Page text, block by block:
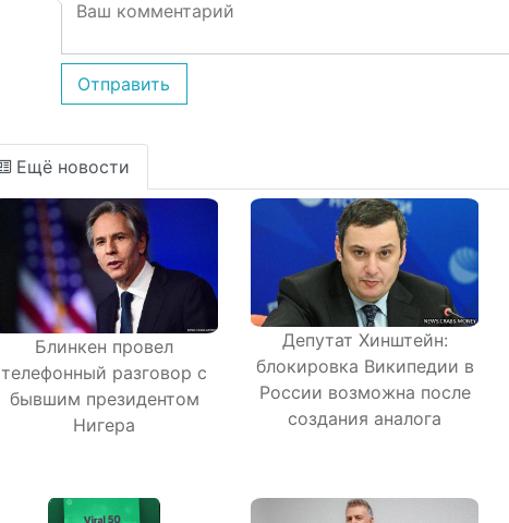
Отправить
Ещё новости
Блинкен провел
телефонный разговор с
бывшим президентом
Нигера
Депутат Хинштейн:
блокировка Википедии в
России возможна после
создания аналога